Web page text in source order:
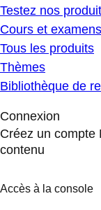
Testez nos
Cours et examens
Tous les produits
Thèmes
Bibliothèque de
Connexion
Créez un compte
contenu
Accès à la console